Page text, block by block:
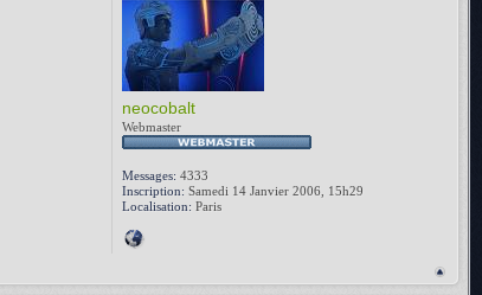
neocobalt
Webmaster
Messages: 4333
Inscription: Samedi 14 Janvier 2006, 15h29
Localisation: Paris